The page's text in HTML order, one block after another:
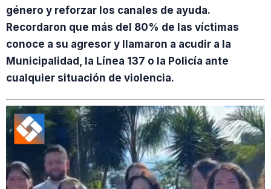
género y reforzar los canales de ayuda.
Recordaron que más del 80% de las víctimas
conoce a su agresor y llamaron a acudir a la
Municipalidad, la Línea 137 o la Policía ante
cualquier situación de violencia.